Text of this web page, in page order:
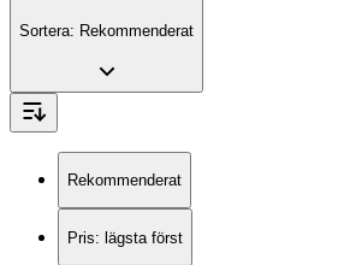
Sortera: Rekommenderat
Rekommenderat
Pris: lägsta först